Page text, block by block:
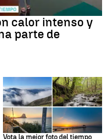
calor intenso y
parte de
Tus imágenes
Vota la mejor foto del tiempo